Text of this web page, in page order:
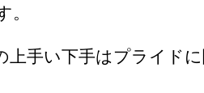
。
手い下手はプライド